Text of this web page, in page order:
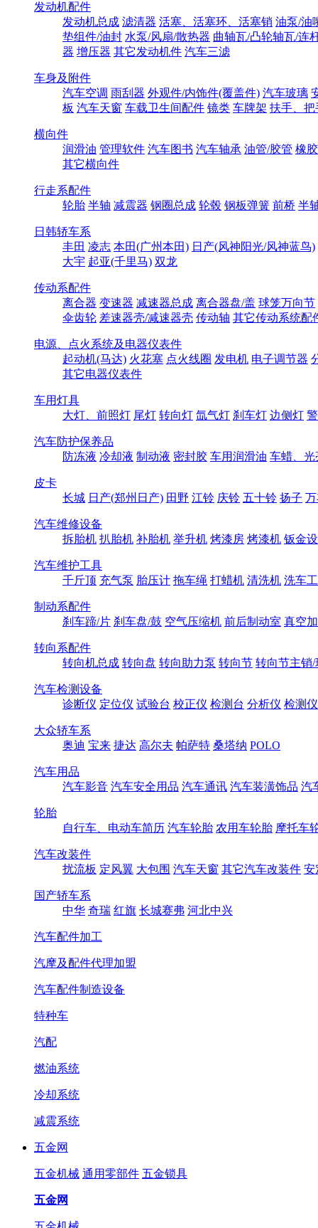
发动机配件
发动机总成 滤清器 活塞、活塞环、活塞销 油泵/油
垫组件/油封 水泵/风扇/散热器 曲轴瓦/凸轮轴瓦/连
器 增压器 其它发动机件 汽车三滤
车身及附件
汽车空调 雨刮器 外观件/内饰件(覆盖件) 汽车玻璃
板 汽车天窗 车载卫生间配件 镜类 车牌架 扶手、把
横向件
润滑油 管理软件 汽车图书 汽车轴承 油管/胶管 橡
其它横向件
行走系配件
轮胎 半轴 减震器 钢圈总成 轮毂 钢板弹簧 前桥 半
日韩轿车系
丰田 凌志 本田(广州本田) 日产(风神阳光/风神蓝鸟)
大宇 起亚(千里马) 双龙
传动系配件
离合器 变速器 减速器总成 离合器盘/盖 球笼万向节
伞齿轮 差速器壳/减速器壳 传动轴 其它传动系统配
电源、点火系统及电器仪表件
起动机(马达) 火花塞 点火线圈 发电机 电子调节器
其它电器仪表件
车用灯具
大灯、前照灯 尾灯 转向灯 氙气灯 刹车灯 边侧灯
汽车防护保养品
防冻液 冷却液 制动液 密封胶 车用润滑油 车蜡、光
皮卡
长城 日产(郑州日产) 田野 江铃 庆铃 五十铃 扬子
汽车维修设备
拆胎机 扒胎机 补胎机 举升机 烤漆房 烤漆机 钣金
汽车维护工具
千斤顶 充气泵 胎压计 拖车绳 打蜡机 清洗机 洗车
制动系配件
刹车蹄/片 刹车盘/鼓 空气压缩机 前后制动室 真空
转向系配件
转向机总成 转向盘 转向助力泵 转向节 转向节主销/
汽车检测设备
诊断仪 定位仪 试验台 校正仪 检测台 分析仪 检测仪
大众轿车系
奥迪 宝来 捷达 高尔夫 帕萨特 桑塔纳 POLO
汽车用品
汽车影音 汽车安全用品 汽车通讯 汽车装潢饰品 汽
轮胎
自行车、电动车简历 汽车轮胎 农用车轮胎 摩托车
汽车改装件
扰流板 定风翼 大包围 汽车天窗 其它汽车改装件 安
国产轿车系
中华 奇瑞 红旗 长城赛弗 河北中兴
汽车配件加工
汽摩及配件代理加盟
汽车配件制造设备
特种车
汽配
燃油系统
冷却系统
减震系统
五金网
五金机械 通用零部件 五金锁具
五金网